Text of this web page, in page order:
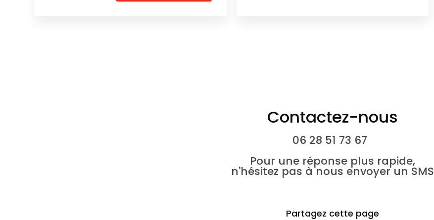
Contactez-nous
06 28 51 73 67
Pour une réponse plus rapide,
n'hésitez pas à nous envoyer un SMS
Partagez cette page